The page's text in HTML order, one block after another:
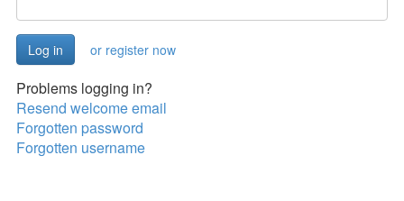
or register now
Problems logging in?
Resend welcome email
Forgotten password
Forgotten username